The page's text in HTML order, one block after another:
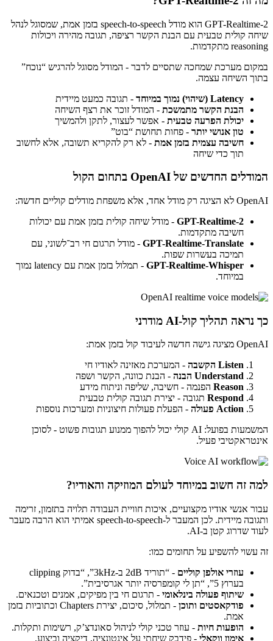
GPT-Realtime-2 הוא מודל speech-to-speech בזמן אמת, שמסוגל לנהל
שיחה קולית טבעית עם הבנת הקשר רציפה, תגובה מהירה ויכולות
reasoning מתקדמות.
במקום מערכת שמחכה שתסיים לדבר - המודל מסוגל להרגיש “נוכח”
בתוך השיחה עצמה.
Latency (שיהוי) נמוך במיוחד
- תגובה כמעט מיידית
הבנת הקשר מתמשכת - המודל זוכר את רצף השיחה
יכולת הפרעה טבעית - אפשר לעצור, לתקן ולהמשיך
טון אנושי יותר - פחות תחושת “בוט”
חשיבה עצמית בזמן אמת - לא רק להקריא תשובה, אלא לחשוב
תוך כדי שיחה
המודלים החדשים של OpenAI בתחום הקול
OpenAI לא הציגה רק מודל אחד, אלא משפחת מודלים קוליים חדשה:
GPT-Realtime-2 - מודל שיחה קולית בזמן אמת עם יכולות
חשיבה מתקדמות.
GPT-Realtime-Translate - מודל תרגום חי רב־לשוני, עם
תמיכה בעשרות שפות.
GPT-Realtime-Whisper
- תמלול בזמן אמת עם latency נמוך
במיוחד.
כך נראה תהליך קול-AI מודרני
OpenAI מציגה גישה חדשה לעיבוד קול בזמן אמת:
Listen הקשבה
- המערכת מאזינה לאודיו חי
Understand הבנה
- הבנת כוונה, הקשר ושפה
Reason הפנמה - חשיבה, שליפה וניתוח מידע
Respond תגובה - יצירת תגובה קולית טבעית
Action פעולה
- הפעלת פעולות חיצוניות ומערכות נוספות
המשמעות בפועל: AI קולי יכול להפוך ממנוע תגובות פשוט - לסוכן
אינטראקטיבי פעיל.
למה זה חשוב במיוחד לעולם המוזיקה והאודיו?
עבור אנשי אודיו מקצועיים, איכות חוויית העבודה תלויה בתזמון, זרימה
ותגובה מיידית. לכן המעבר ל-speech-to-speech אמיתי הוא הרבה מעבר
לעוד שדרוג קטן ב-AI.
זה עשוי להשפיע על תחומים כמו:
עוזרי אולפן קוליים
- “תוריד 2dB ב-3kHz”, “בדוק clipping
בערוץ 5”, “תן לי קומפרסיה יותר אגרסיבית”.
שיתוף פעולה בינלאומי - תרגום חי בין מפיקים, אמנים וטכנאים.
פודקאסטים ותוכן
- תמלול, סיכום, יצירת Chapters וכתוביות בזמן
אמת.
הופעות חיות - עוזר טכני קולי לניהול סאונדצ’ק, רשימות ותקלות.
אימון ווקאלי - פידבק שיחתי על אינטונציה, דיקציה וביצוע.